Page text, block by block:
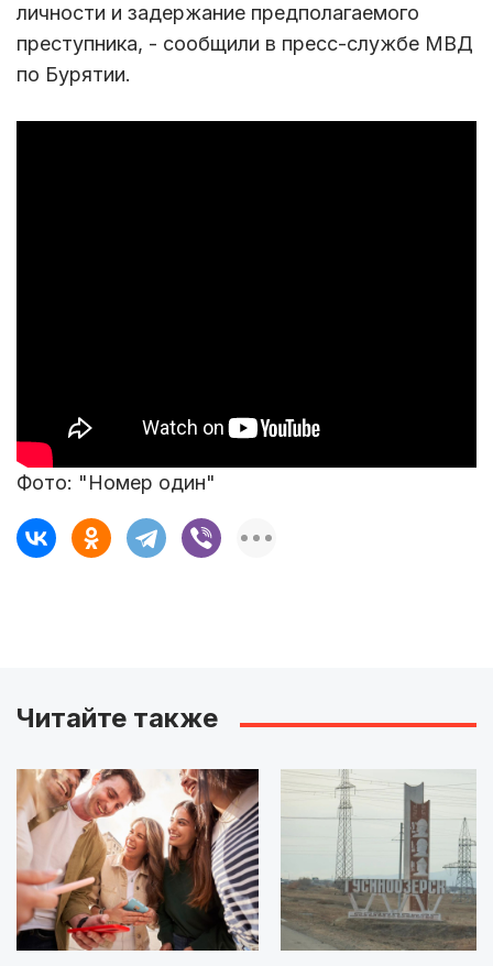
личности и задержание предполагаемого
преступника, - сообщили в пресс-службе МВД
по Бурятии.
Фото: "Номер один"
Читайте также